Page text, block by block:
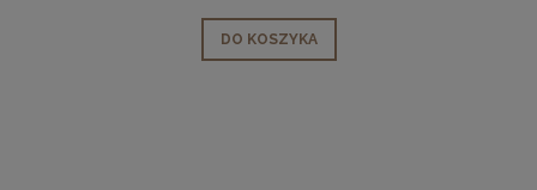
DO KOSZYKA